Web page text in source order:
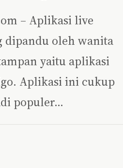
– Aplikasi live
dipandu oleh wanita
yaitu aplikasi
Aplikasi ini cukup
populer…